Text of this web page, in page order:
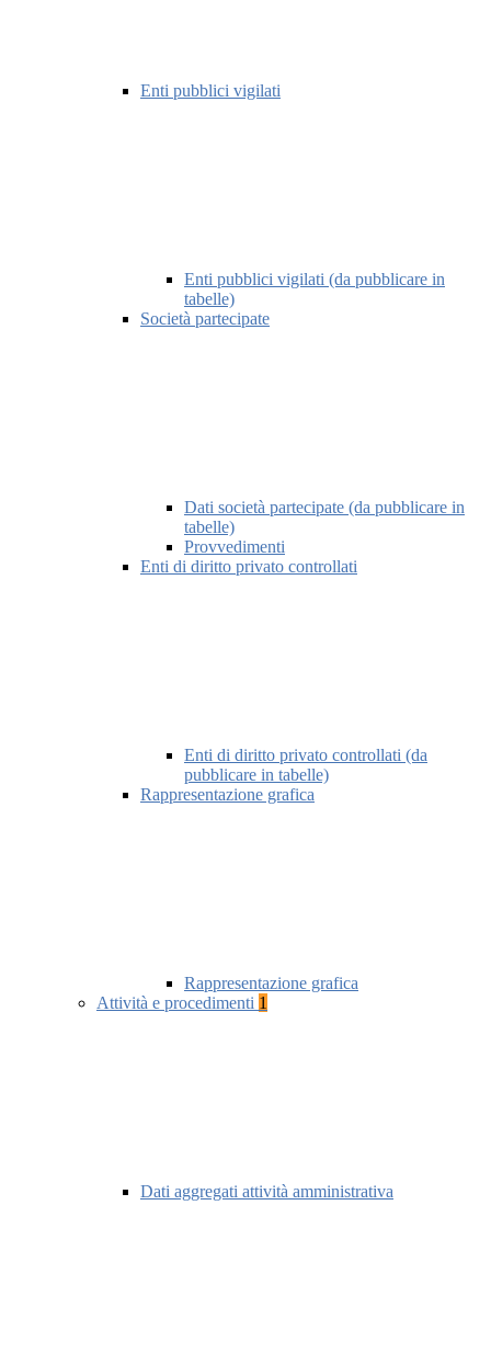
Enti pubblici vigilati
Enti pubblici vigilati (da pubblicare in
tabelle)
Società partecipate
Dati società partecipate (da pubblicare in
tabelle)
Provvedimenti
Enti di diritto privato controllati
Enti di diritto privato controllati (da
pubblicare in tabelle)
Rappresentazione grafica
Rappresentazione grafica
Attività e procedimenti 1
Dati aggregati attività amministrativa